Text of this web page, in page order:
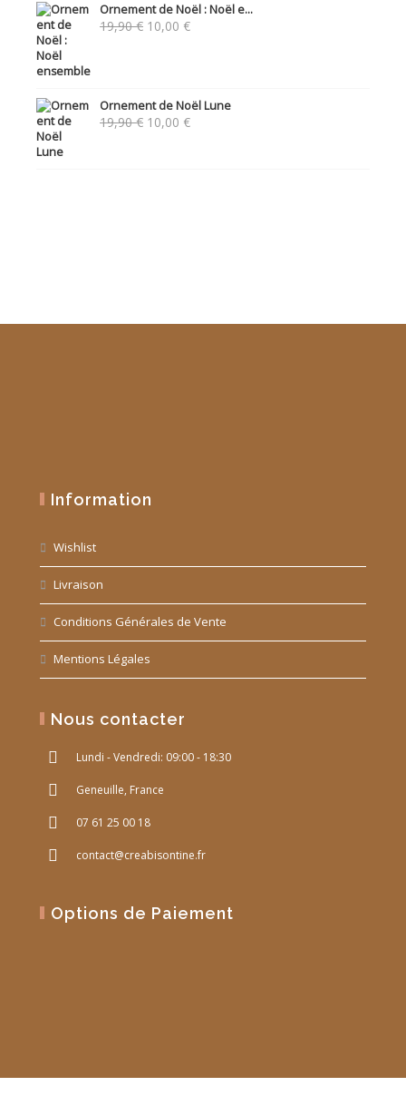
Ornement de Noël : Noël e...
19,90€ Le
10,00 €Le
Ornement de Noël Lune
19,90€ Le
10,00 €Le
Information
Wishlist
Livraison
Conditions Générales de Vente
Mentions Légales
Nous contacter
Lundi - Vendredi: 09:00 - 18:30
Geneuille, France
07 61 25 00 18
contact@creabisontine.fr
Options de Paiement